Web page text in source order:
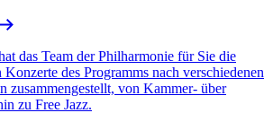
das Team der Philharmonie für Sie die
Konzerte des Programms nach verschiedenen
zusammengestellt, von Kammer- über
zu Free Jazz.